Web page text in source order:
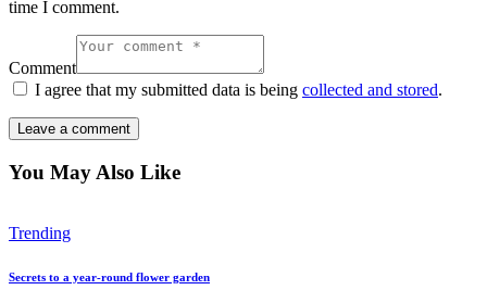
time I comment.
Comment
I agree that my submitted data is being collected and stored.
You May Also Like
Trending
Secrets to a year-round flower garden